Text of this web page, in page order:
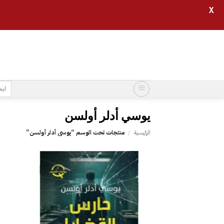
البحث
عن:
يوسي أدلر أولسن
الرئيسية / منتجات تحت الوسم “يوسي أدلر أولسن”
X